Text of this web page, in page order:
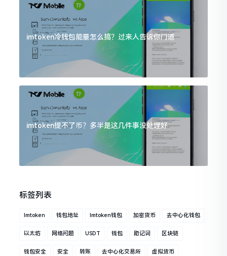
imtoken冷钱包能量怎么搞？过来人告诉你门道
imtoken提不了币？多半是这几件事没处理好
标签列表
Imtoken 钱包地址 Imtoken钱包 加密货币 去中心化钱包
以太坊 网络问题 USDT 钱包 助记词 区块链
钱包安全 安全 转账 去中心化交易所 虚拟货币